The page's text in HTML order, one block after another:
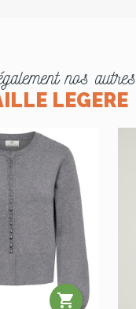
nos autres
LEGERE
